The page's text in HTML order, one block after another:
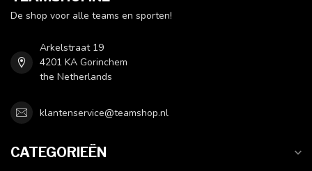
De shop voor alle teams en sporten!
Arkelstraat 19
4201 KA Gorinchem
the Netherlands
klantenservice@teamshop.nl
CATEGORIEËN